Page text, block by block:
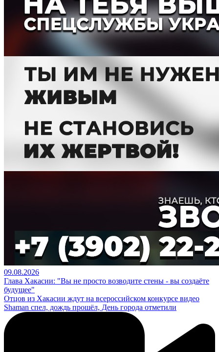
09.08.2026
Глава Хакасии: "Вы не просто возводите стены - вы создаёте
будущее"
Отцов из Хакасии ждут на всероссийском конкурсе видео
Shaman спел, дождь прошёл, День города отметили